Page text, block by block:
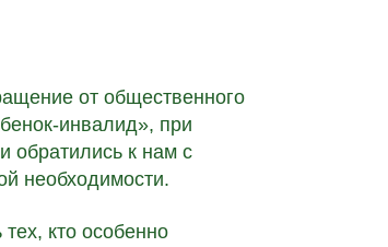
от общественного
инвалид», при
обратились к нам с
необходимости.
кто особенно